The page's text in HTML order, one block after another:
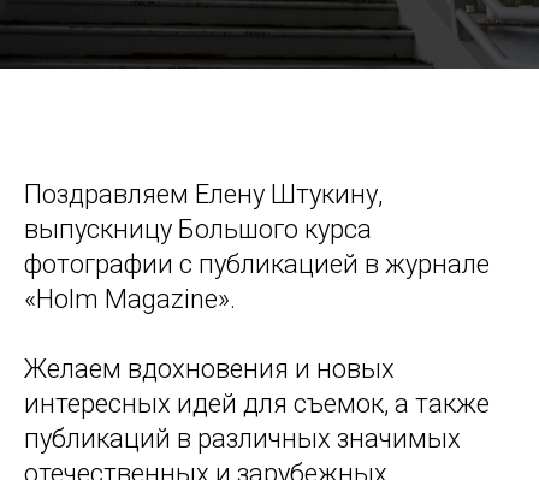
Поздравляем Елену Штукину,
выпускницу Большого курса
фотографии с публикацией в журнале
«Holm Magazine».
Желаем вдохновения и новых
интересных идей для съемок, а также
публикаций в различных значимых
отечественных и зарубежных